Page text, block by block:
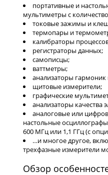
портативные и
мультиметры с
токовые зажимы и
термопары и
калибраторы
регистраторы данных;
самописцы;
ваттметры;
анализаторы гармоник
щитовые измерители;
графические
анализаторы качества
аналоговые или
настольные
600 МГц или 1,1 ГГц (с
…и многое другое,
трехфазные измерители
Обзор